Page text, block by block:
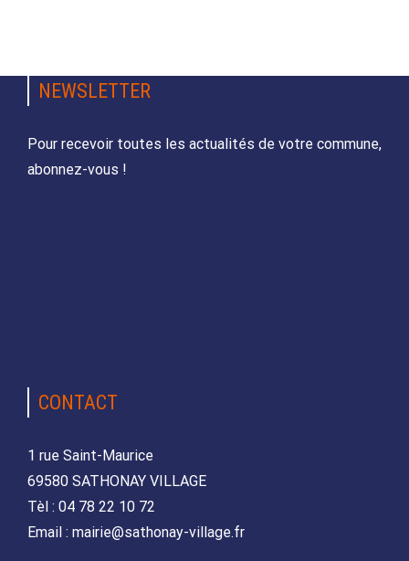
NEWSLETTER
Pour recevoir toutes les actualités de votre commune,
abonnez-vous !
CONTACT
1 rue Saint-Maurice
69580 SATHONAY VILLAGE
Tèl : 04 78 22 10 72
Email : mairie@sathonay-village.fr